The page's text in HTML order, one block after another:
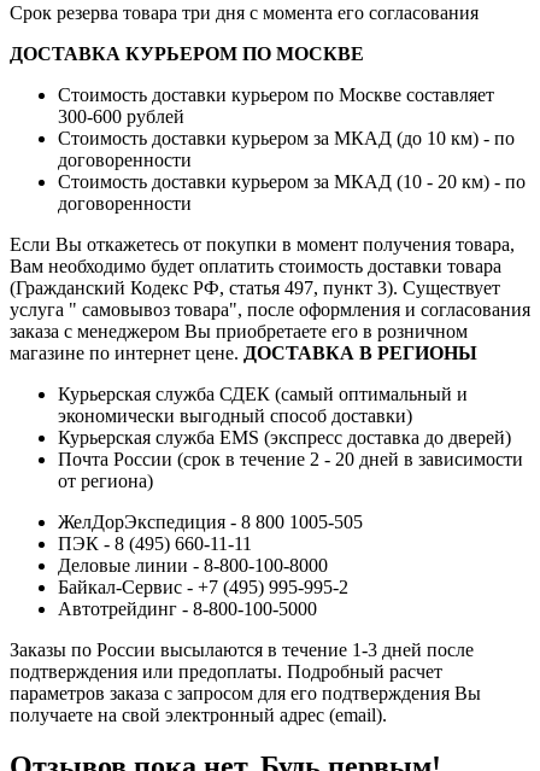
Срок резерва товара три дня с момента его согласования
ДОСТАВКА КУРЬЕРОМ ПО МОСКВЕ
Стоимость доставки курьером по Москве составляет
300-600 рублей
Стоимость доставки курьером за МКАД (до 10 км) - по
договоренности
Стоимость доставки курьером за МКАД (10 - 20 км) - по
договоренности
Если Вы откажетесь от покупки в момент получения товара,
Вам необходимо будет оплатить стоимость доставки товара
(Гражданский Кодекс РФ, статья 497, пункт 3). Существует
услуга " самовывоз товара", после оформления и согласования
заказа с менеджером Вы приобретаете его в розничном
магазине по интернет цене. ДОСТАВКА В РЕГИОНЫ
Курьерская служба СДЕК (самый оптимальный и
экономически выгодный способ доставки)
Курьерская служба EMS (экспресс доставка до дверей)
Почта России (срок в течение 2 - 20 дней в зависимости
от региона)
ЖелДорЭкспедиция - 8 800 1005-505
ПЭК - 8 (495) 660-11-11
Деловые линии - 8-800-100-8000
Байкал-Сервис - +7 (495) 995-995-2
Автотрейдинг - 8-800-100-5000
Заказы по России высылаются в течение 1-3 дней после
подтверждения или предоплаты. Подробный расчет
параметров заказа с запросом для его подтверждения Вы
получаете на свой электронный адрес (email).